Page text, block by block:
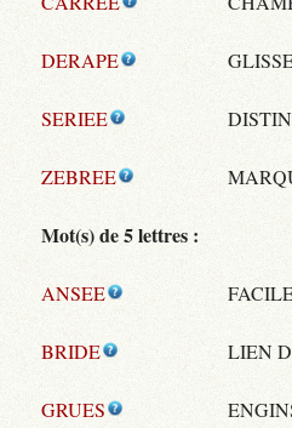
DERAPE
SERIEE
ZEBREE
Mot(s) de 5 lettres :
ANSEE
BRIDE LIEN
GRUES